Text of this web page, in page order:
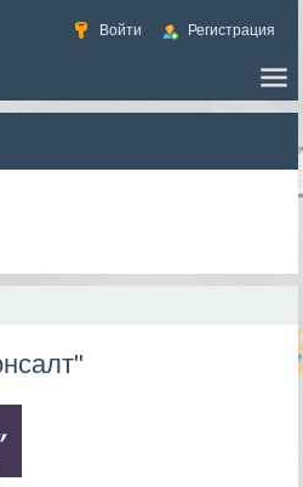
Войти Регистрация